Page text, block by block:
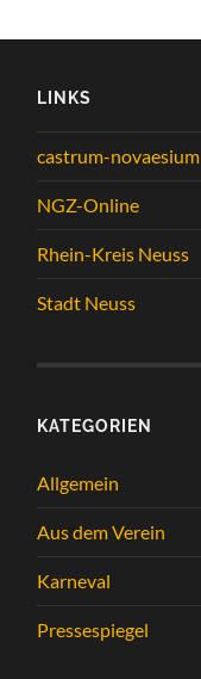
LINKS
castrum-novaesium
NGZ-Online
Rhein-Kreis Neuss
Stadt Neuss
KATEGORIEN
Allgemein
Aus dem Verein
Karneval
Pressespiegel